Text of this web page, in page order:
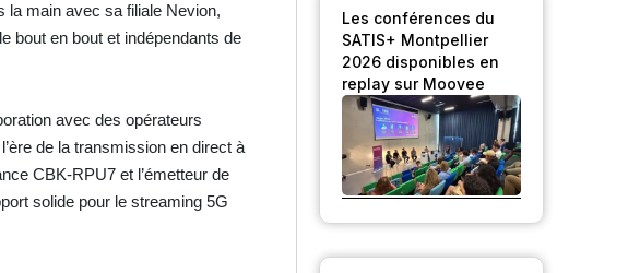
la main avec sa filiale Nevion,
bout en bout et indépendants de
avec des opérateurs
de la transmission en direct à
CBK-RPU7 et l’émetteur de
solide pour le streaming 5G
Les conférences du
SATIS+ Montpellier
2026 disponibles en
replay sur Moovee